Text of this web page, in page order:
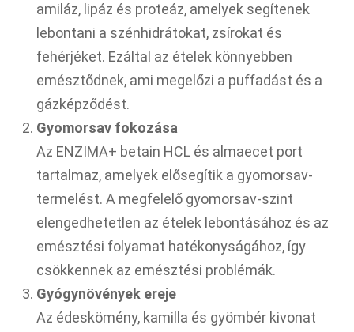
amiláz, lipáz és proteáz, amelyek segítenek
lebontani a szénhidrátokat, zsírokat és
fehérjéket. Ezáltal az ételek könnyebben
emésztődnek, ami megelőzi a puffadást és a
gázképződést.
Gyomorsav fokozása
Az ENZIMA+ betain HCL és almaecet port
tartalmaz, amelyek elősegítik a gyomorsav-
termelést. A megfelelő gyomorsav-szint
elengedhetetlen az ételek lebontásához és az
emésztési folyamat hatékonyságához, így
csökkennek az emésztési problémák.
Gyógynövények ereje
Az édeskömény, kamilla és gyömbér kivonat